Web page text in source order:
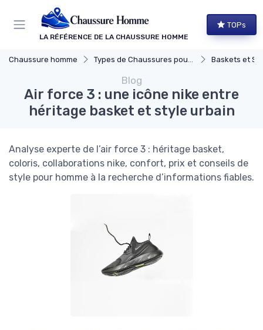
LA RÉFÉRENCE DE LA CHAUSSURE HOMME
TOPs
Chaussure homme Types de Chaussures pour Hommes Baskets et
Blog
Air force 3 : une icône nike entre
héritage basket et style urbain
Analyse experte de l’air force 3 : héritage basket,
coloris, collaborations nike, confort, prix et conseils de
style pour homme à la recherche d’informations fiables.
Panneau de gestion des cookies